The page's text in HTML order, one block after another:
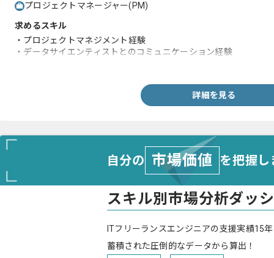
プロジェクトマネージャー(PM)
求めるスキル
・プロジェクトマネジメント経験
・データサイエンティストとのコミュニケーション経験
詳細を見る
自分の 市場価値 を把握
スキル別市場分析ダッ
ITフリーランスエンジニアの支援実績15
蓄積された圧倒的なデータから算出！